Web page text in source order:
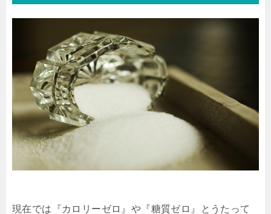
現在では『カロリーゼロ』や『糖質ゼロ』とうたって